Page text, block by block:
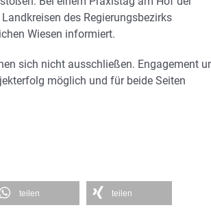
des Regierungsbezirks
Wiesen informiert.
sich nicht ausschließen. Engagement
möglich und für beide Seiten
teilen teilen